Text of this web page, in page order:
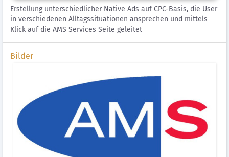
Erstellung unterschiedlicher Native Ads auf CPC-Basis, die User
in verschiedenen Alltagssituationen ansprechen und mittels
Klick auf die AMS Services Seite geleitet
Bilder